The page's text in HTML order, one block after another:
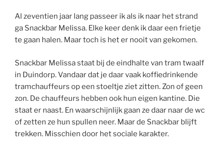
Al zeventien jaar lang passeer ik als ik naar het strand
ga Snackbar Melissa. Elke keer denk ik daar een frietje
te gaan halen. Maar toch is het er nooit van gekomen.
Snackbar Melissa staat bij de eindhalte van tram twaalf
in Duindorp. Vandaar dat je daar vaak koffiedrinkende
tramchauffeurs op een stoeltje ziet zitten. Zon of geen
zon. De chauffeurs hebben ook hun eigen kantine. Die
staat er naast. En waarschijnlijk gaan ze daar naar de wc
of zetten ze hun spullen neer. Maar de Snackbar blijft
trekken. Misschien door het sociale karakter.